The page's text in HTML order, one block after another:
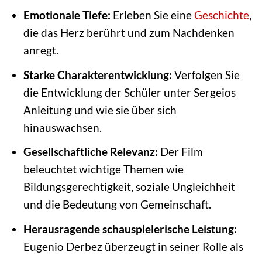
Emotionale Tiefe: Erleben Sie eineGeschichte,
die das Herz berührt und zum Nachdenken
anregt.
Starke Charakterentwicklung: Verfolgen Sie
die Entwicklung der Schüler unter Sergeios
Anleitung und wie sie über sich
hinauswachsen.
Gesellschaftliche Relevanz: Der Film
beleuchtet wichtige Themen wie
Bildungsgerechtigkeit, soziale Ungleichheit
und die Bedeutung von Gemeinschaft.
Herausragende schauspielerische Leistung:
Eugenio Derbez überzeugt in seiner Rolle als